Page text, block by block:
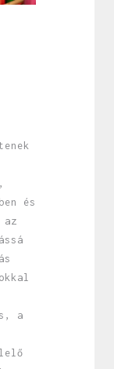
és
az
a